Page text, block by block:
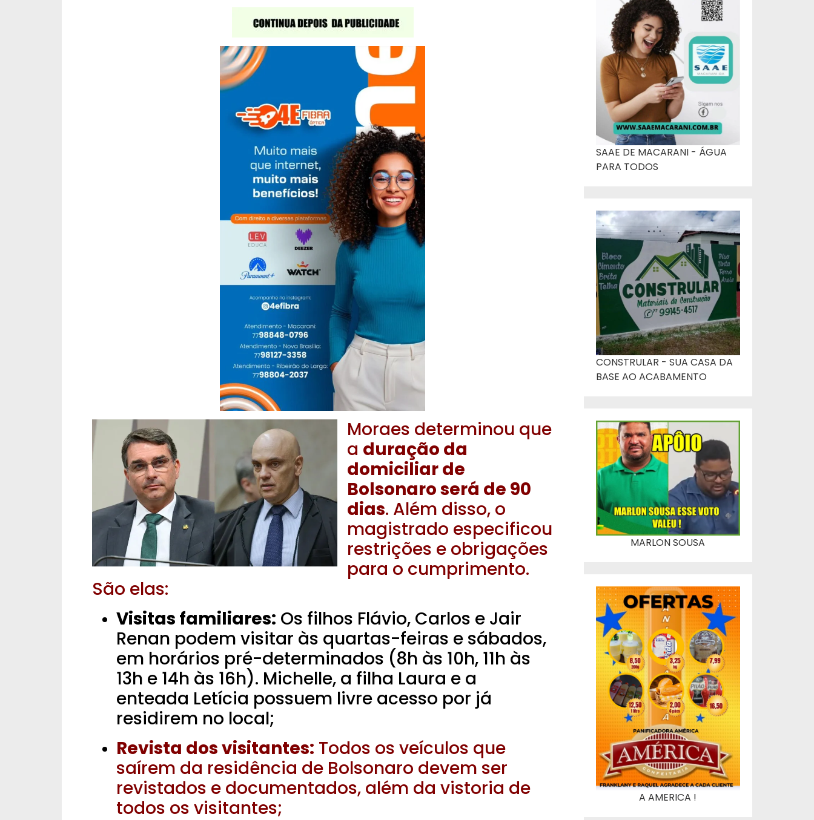
Moraes determinou que
a duração da
domiciliar de
Bolsonaro será de 90
dias. Além disso, o
magistrado especificou
restrições e obrigações
para o cumprimento.
São elas:
Visitas familiares: Os filhos Flávio, Carlos e Jair
Renan podem visitar às quartas-feiras e sábados,
em horários pré-determinados (8h às 10h, 11h às
13h e 14h às 16h). Michelle, a filha Laura e a
enteada Letícia possuem livre acesso por já
residirem no local;
Revista dos visitantes: Todos os veículos que
saírem da residência de Bolsonaro devem ser
revistados e documentados, além da vistoria de
todos os visitantes;
SAAE DE MACARANI - ÁGUA
PARA TODOS
CONSTRULAR - SUA CASA DA
BASE AO ACABAMENTO
MARLON SOUSA
A AMERICA !